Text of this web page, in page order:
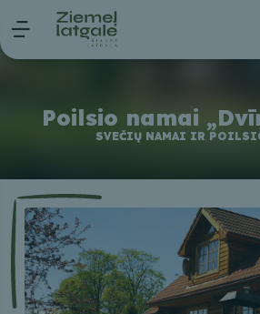
Poilsio namai
SVEČIŲ NAMAI IR